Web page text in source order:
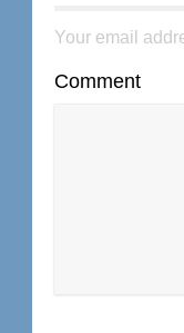
Your email
Comment